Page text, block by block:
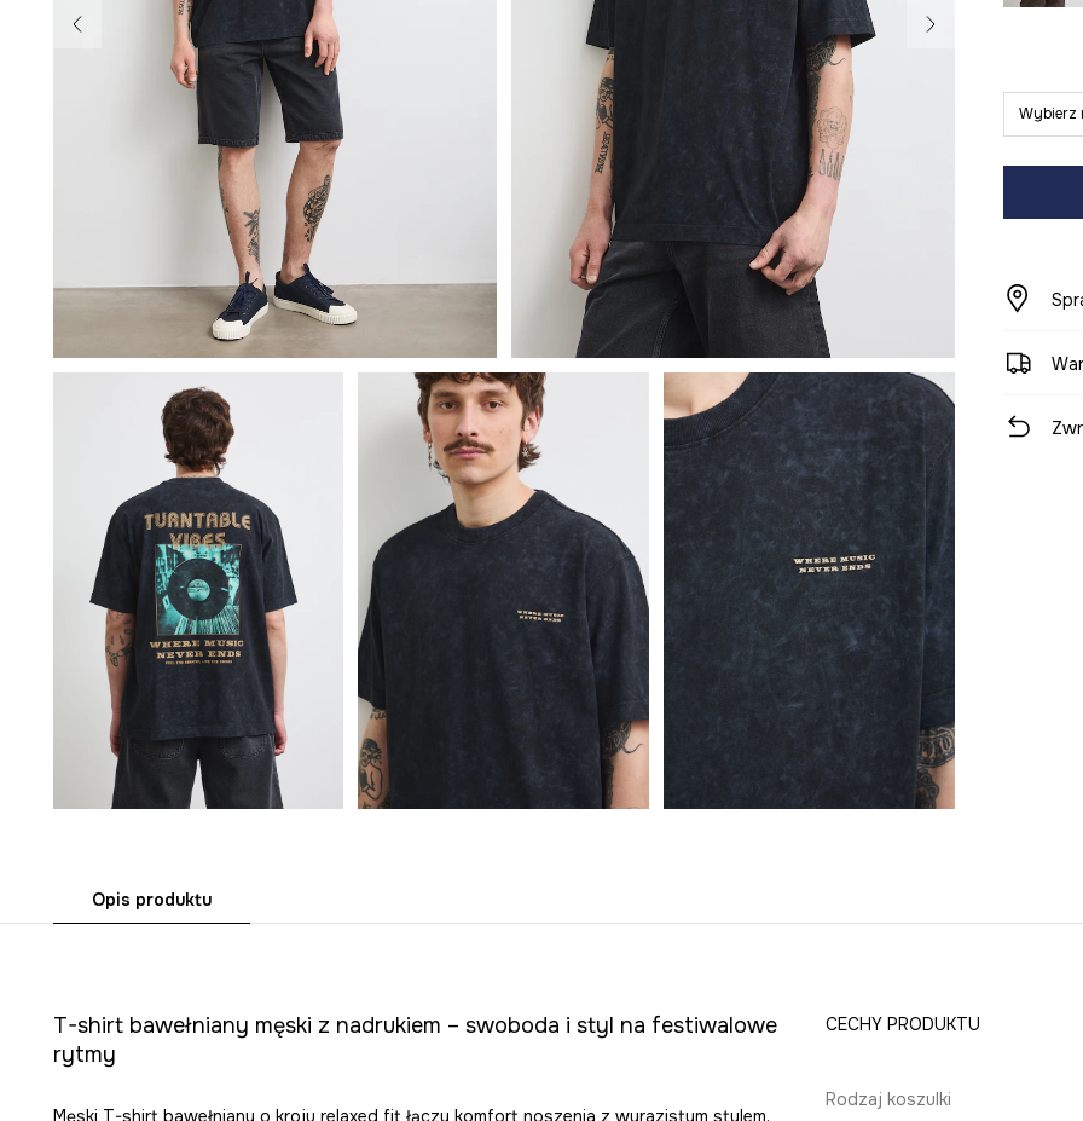
Wybierz
Opis produktu
T-shirt bawełniany męski z nadrukiem – swoboda i styl na festiwalowe
rytmy
Męski T-shirt bawełniany o kroju relaxed fit łączy komfort noszenia z wyrazistym stylem,
CECHY PRODUKTU
Rodzaj koszulki